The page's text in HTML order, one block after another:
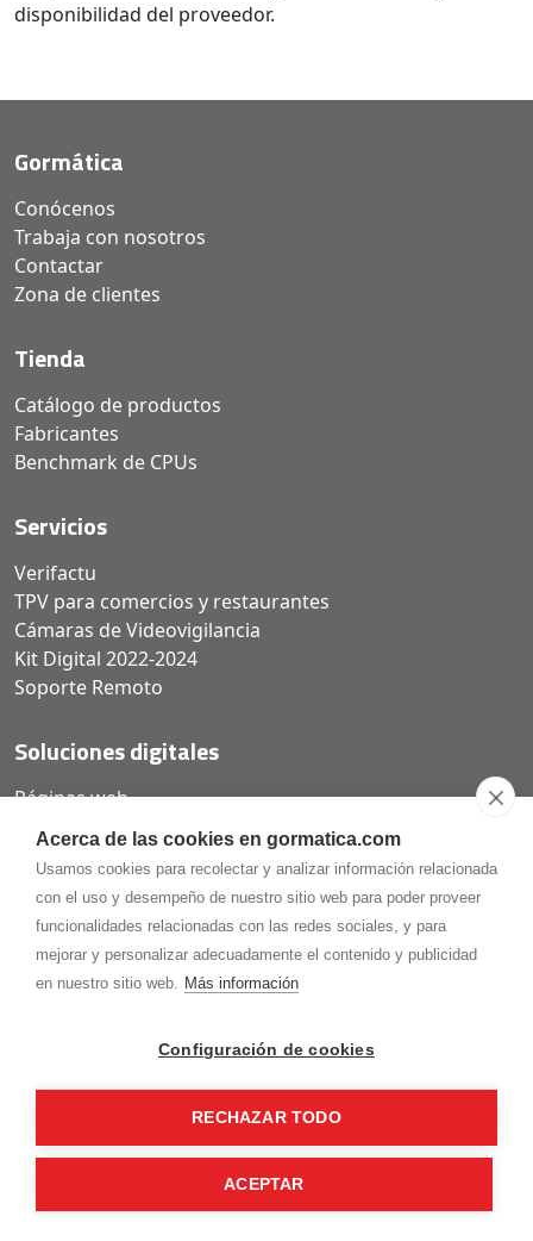
Acerca de las cookies en gormatica.com
Usamos cookies para recolectar y analizar información relacionada
con el uso y desempeño de nuestro sitio web para poder proveer
funcionalidades relacionadas con las redes sociales, y para
mejorar y personalizar adecuadamente el contenido y publicidad
en nuestro sitio web. Más información
Configuración de cookies
RECHAZAR TODO
ACEPTAR
disponibilidad del proveedor.
Gormática
Conócenos
Trabaja con nosotros
Contactar
Zona de clientes
Tienda
Catálogo de productos
Fabricantes
Benchmark de CPUs
Servicios
Verifactu
TPV para comercios y restaurantes
Cámaras de Videovigilancia
Kit Digital 2022-2024
Soporte Remoto
Soluciones digitales
Páginas web
Tiendas online
975.368.262
¡Síguenos en nuestras redes!